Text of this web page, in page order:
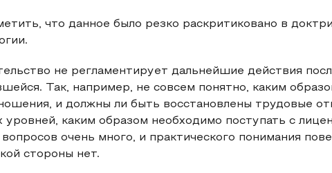
что данное было резко раскритиковано в
не регламентирует дальнейшие действия
Так, например, не совсем понятно, каким
и должны ли быть восстановлены трудовые
уровней, каким образом необходимо поступать с
очень много, и практического понимания
стороны нет.